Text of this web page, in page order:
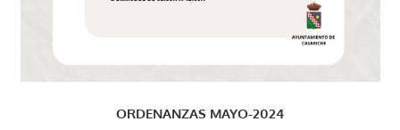
ORDENANZAS MAYO-2024